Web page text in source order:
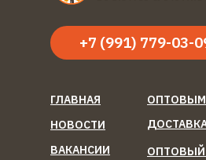
ГЛАВНАЯ
НОВОСТИ
ВАКАНСИИ
ОПТОВЫМ
ОПТОВЫЙ
+7 (991) 779-03-